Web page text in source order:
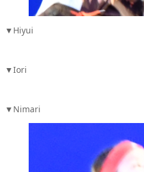
▼Hiyui
▼Iori
▼Nimari